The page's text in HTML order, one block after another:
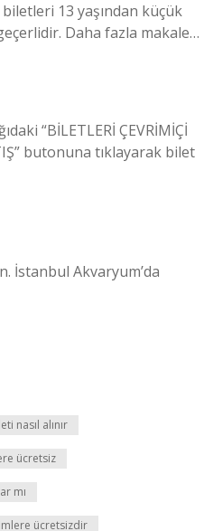
13 yaşından küçük
Daha fazla makale…
“BİLETLERİ ÇEVRİMİÇİ
butonuna tıklayarak bilet
İstanbul Akvaryum’da
nasıl alınır
ücretsiz
mı
ücretsizdir